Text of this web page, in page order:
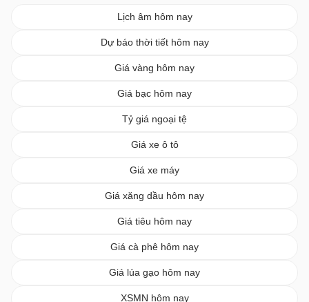
Lịch âm hôm nay
Dự báo thời tiết hôm nay
Giá vàng hôm nay
Giá bạc hôm nay
Tỷ giá ngoại tệ
Giá xe ô tô
Giá xe máy
Giá xăng dầu hôm nay
Giá tiêu hôm nay
Giá cà phê hôm nay
Giá lúa gạo hôm nay
XSMN hôm nay